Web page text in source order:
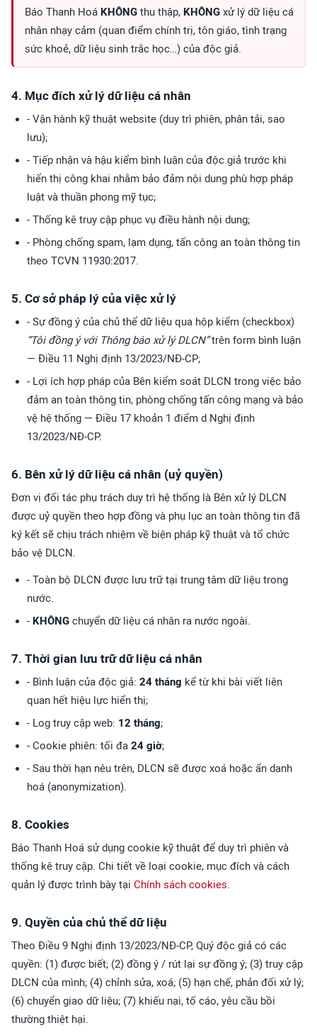
Báo Thanh Hoá KHÔNG thu thập, KHÔNG xử lý dữ liệu cá
nhân nhạy cảm (quan điểm chính trị, tôn giáo, tình trạng
sức khoẻ, dữ liệu sinh trắc học…) của độc giả.
4. Mục đích xử lý dữ liệu cá nhân
- Vận hành kỹ thuật website (duy trì phiên, phân tải, sao
lưu);
- Tiếp nhận và hậu kiểm bình luận của độc giả trước khi
hiển thị công khai nhằm bảo đảm nội dung phù hợp pháp
luật và thuần phong mỹ tục;
- Thống kê truy cập phục vụ điều hành nội dung;
- Phòng chống spam, lạm dụng, tấn công an toàn thông tin
theo TCVN 11930:2017.
5. Cơ sở pháp lý của việc xử lý
- Sự đồng ý của chủ thể dữ liệu qua hộp kiểm (checkbox)
“Tôi đồng ý với Thông báo xử lý DLCN”trên form bình luận
— Điều 11 Nghị định 13/2023/NĐ-CP;
- Lợi ích hợp pháp của Bên kiểm soát DLCN trong việc bảo
đảm an toàn thông tin, phòng chống tấn công mạng và bảo
vệ hệ thống — Điều 17 khoản 1 điểm d Nghị định
13/2023/NĐ-CP.
6. Bên xử lý dữ liệu cá nhân (uỷ quyền)
Đơn vị đối tác phụ trách duy trì hệ thống là Bên xử lý DLCN
được uỷ quyền theo hợp đồng và phụ lục an toàn thông tin đã
ký kết sẽ chịu trách nhiệm về biện pháp kỹ thuật và tổ chức
bảo vệ DLCN.
- Toàn bộ DLCN được lưu trữ tại trung tâm dữ liệu trong
nước.
- KHÔNG chuyển dữ liệu cá nhân ra nước ngoài.
7. Thời gian lưu trữ dữ liệu cá nhân
- Bình luận của độc giả: 24 tháng kể từ khi bài viết liên
quan hết hiệu lực hiển thị;
- Log truy cập web: 12 tháng;
- Cookie phiên: tối đa 24 giờ;
- Sau thời hạn nêu trên, DLCN sẽ được xoá hoặc ẩn danh
hoá (anonymization).
8. Cookies
Báo Thanh Hoá sử dụng cookie kỹ thuật để duy trì phiên và
thống kê truy cập. Chi tiết về loại cookie, mục đích và cách
quản lý được trình bày tại Chính sách cookies.
9. Quyền của chủ thể dữ liệu
Theo Điều 9 Nghị định 13/2023/NĐ-CP, Quý độc giả có các
quyền: (1) được biết; (2) đồng ý / rút lại sự đồng ý; (3) truy cập
DLCN của mình; (4) chỉnh sửa, xoá; (5) hạn chế, phản đối xử lý;
(6) chuyển giao dữ liệu; (7) khiếu nại, tố cáo, yêu cầu bồi
thường thiệt hại.